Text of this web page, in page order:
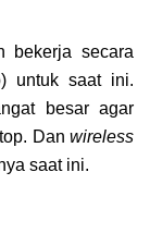
bekerja secara
untuk saat ini.
besar agar
Dan wireless
saat ini.